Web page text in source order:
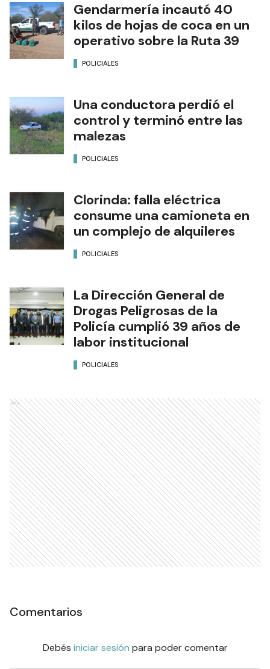
Gendarmería incautó 40
kilos de hojas de coca en un
operativo sobre la Ruta 39
POLICIALES
Una conductora perdió el
control y terminó entre las
malezas
POLICIALES
Clorinda: falla eléctrica
consume una camioneta en
un complejo de alquileres
POLICIALES
La Dirección General de
Drogas Peligrosas de la
Policía cumplió 39 años de
labor institucional
POLICIALES
Ads
Comentarios
Debés iniciar sesión para poder comentar